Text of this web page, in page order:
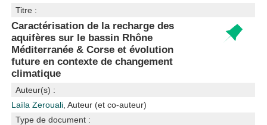
Titre :
Caractérisation de la recharge des
aquifères sur le bassin Rhône
Méditerranée & Corse et évolution
future en contexte de changement
climatique
Auteur(s) :
Laïla Zerouali , Auteur (et co-auteur)
Type de document :